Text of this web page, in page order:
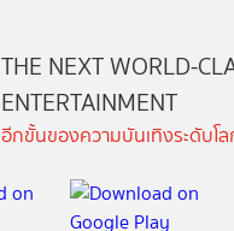
THE NEXT WORLD-
ENTERTAINMENT
อีกขั้นของความบันเทิงระดับโ